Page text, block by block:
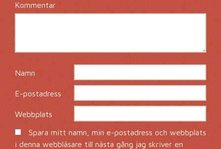
Kommentar *
Namn *
E-postadress*
Webbplats
Spara mitt namn, min e-postadress och webbplats
i denna webbläsare till nästa gång jag skriver en